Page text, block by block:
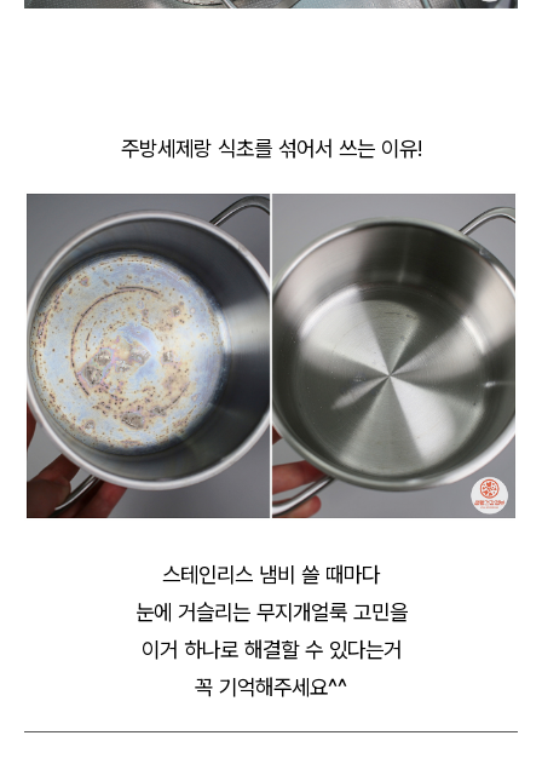
주방세제랑 식초를 섞어서 쓰는 이유!
스테인리스 냄비 쓸 때마다
눈에 거슬리는 무지개얼룩 고민을
이거 하나로 해결할 수 있다는거
꼭 기억해주세요^^